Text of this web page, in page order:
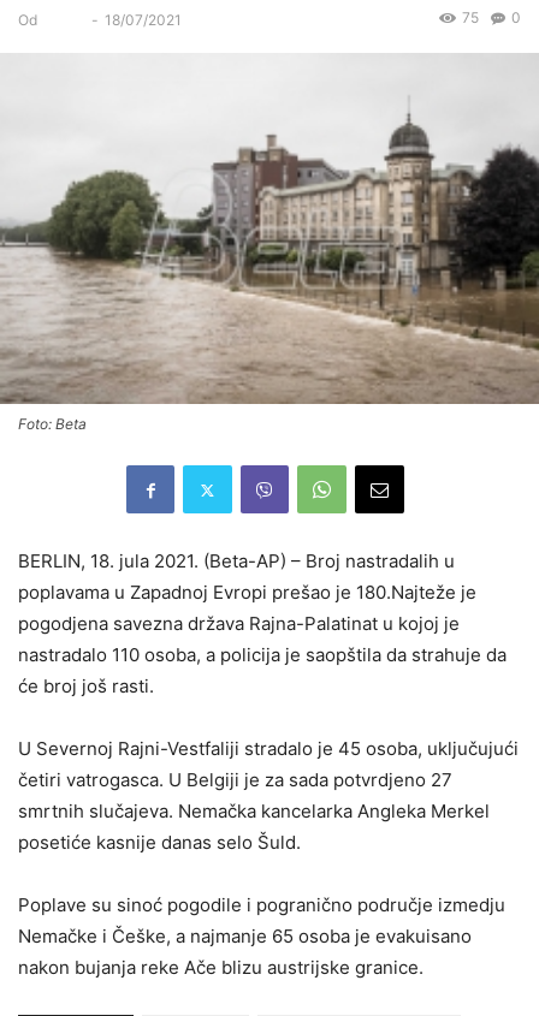
Od - 18/07/2021 0
75
Foto: Beta
BERLIN, 18. jula 2021. (Beta-AP) – Broj nastradalih u
poplavama u Zapadnoj Evropi prešao je 180.Najteže je
pogodjena savezna država Rajna-Palatinat u kojoj je
nastradalo 110 osoba, a policija je saopštila da strahuje da
će broj još rasti.
U Severnoj Rajni-Vestfaliji stradalo je 45 osoba, uključujući
četiri vatrogasca. U Belgiji je za sada potvrdjeno 27
smrtnih slučajeva. Nemačka kancelarka Angleka Merkel
posetiće kasnije danas selo Šuld.
Poplave su sinoć pogodile i pogranično područje izmedju
Nemačke i Češke, a najmanje 65 osoba je evakuisano
nakon bujanja reke Ače blizu austrijske granice.